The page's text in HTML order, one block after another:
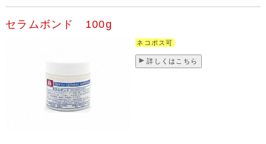
セラムボンド 100g
ネコポス可
詳しくはこちら